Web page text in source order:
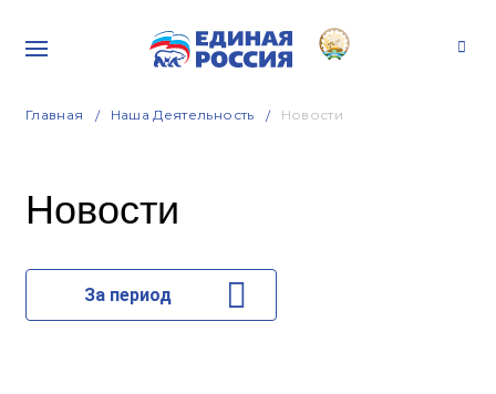
Главная Наша Деятельность Новости
Новости
За период